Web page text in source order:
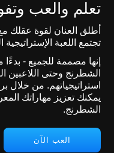
تعلم والعب
تجتمع اللعبة
إنها مصممة للجميع - بدءًا
الشطرنج وحتى اللاعبين
استراتيجياتهم. من خلال
يمكنك تعزيز مهاراتك
الشطرنج.
العب الآن